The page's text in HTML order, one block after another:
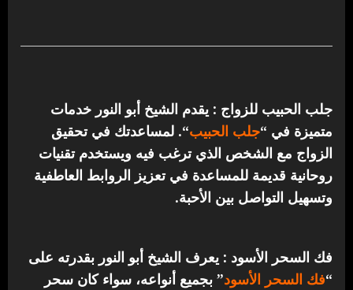
جلب الحبيب للزواج : يقدم الشيخ أبو النور خدمات
متميزة في “جلب الحبيب“. لمساعدتك في تحقيق
الزواج مع الشخص الذي ترغب فيه ويستخدم تقنيات
روحانية قديمة للمساعدة في تعزيز الروابط العاطفية
وتسهيل التواصل بين الأحبة.
فك السحر الأسود : يعرف الشيخ أبو النور بقدرته على
“فك السحر الأسود” بجميع أنواعه، سواء كان سحر